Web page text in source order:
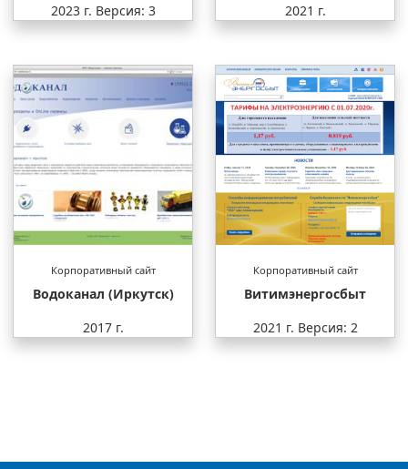
2023 г. Версия: 3
2021 г.
Корпоративный сайт
Водоканал (Иркутск)
2017 г.
Корпоративный сайт
Витимэнергосбыт
2021 г. Версия: 2